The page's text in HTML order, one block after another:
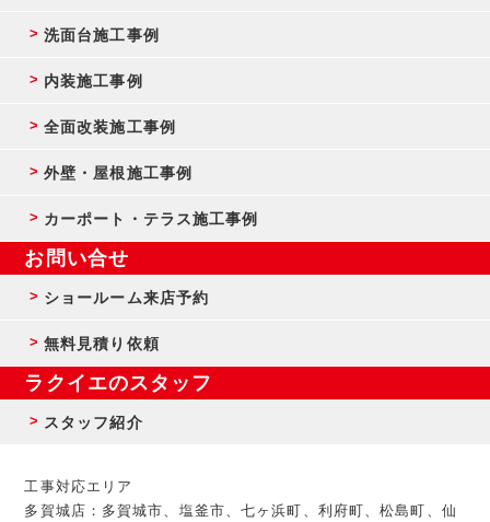
洗面台施工事例
内装施工事例
全面改装施工事例
外壁・屋根施工事例
カーポート・テラス施工事例
お問い合せ
ショールーム来店予約
無料見積り依頼
ラクイエのスタッフ
スタッフ紹介
工事対応エリア
多賀城店：多賀城市、塩釜市、七ヶ浜町、利府町、松島町、仙